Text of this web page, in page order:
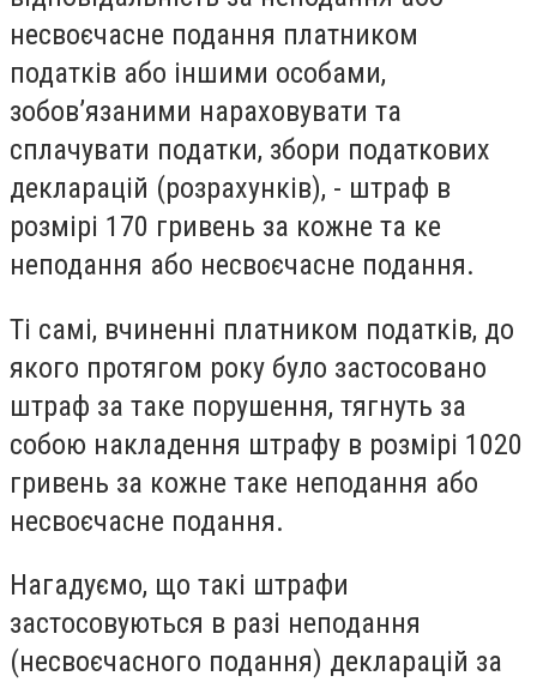
несвоєчасне подання платником
податків або іншими особами,
зобов’язаними нараховувати та
сплачувати податки, збори податкових
декларацій (розрахунків), - штраф в
розмірі 170 гривень за кожне та ке
неподання або несвоєчасне подання.
Ті самі, вчиненні платником податків, до
якого протягом року було застосовано
штраф за таке порушення, тягнуть за
собою накладення штрафу в розмірі 1020
гривень за кожне таке неподання або
несвоєчасне подання.
Нагадуємо, що такі штрафи
застосовуються в разі неподання
(несвоєчасного подання) декларацій за